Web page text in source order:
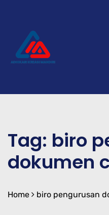
Tag: biro
dokumen
Home biro pengurusan